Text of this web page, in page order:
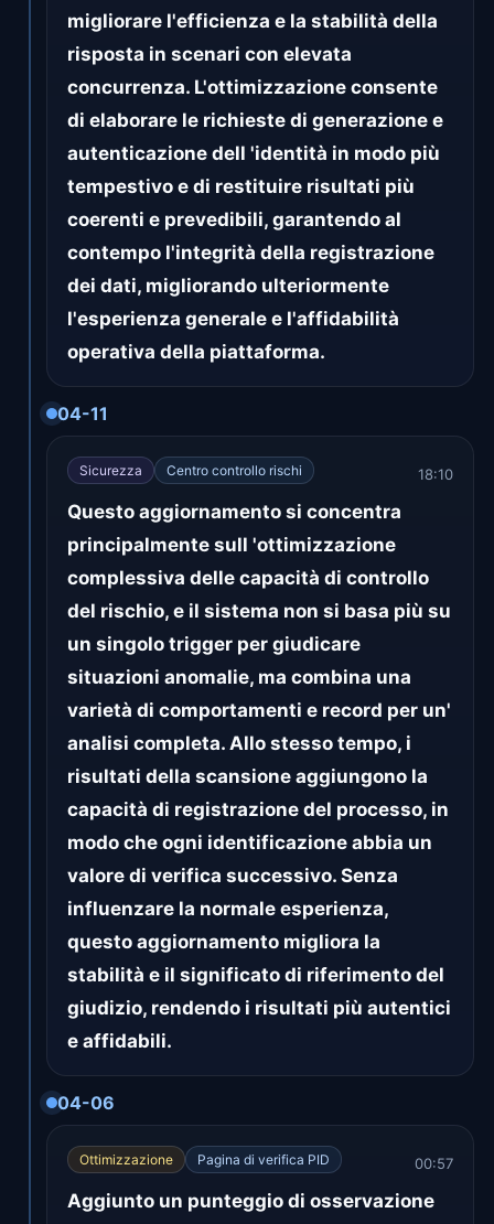
migliorare l'efficienza e la stabilità della
risposta in scenari con elevata
concurrenza. L'ottimizzazione consente
di elaborare le richieste di generazione e
autenticazione dell 'identità in modo più
tempestivo e di restituire risultati più
coerenti e prevedibili, garantendo al
contempo l'integrità della registrazione
dei dati, migliorando ulteriormente
l'esperienza generale e l'affidabilità
operativa della piattaforma.
04-11
Sicurezza Centro controllo rischi 18:10
Questo aggiornamento si concentra
principalmente sull 'ottimizzazione
complessiva delle capacità di controllo
del rischio, e il sistema non si basa più su
un singolo trigger per giudicare
situazioni anomalie, ma combina una
varietà di comportamenti e record per un'
analisi completa. Allo stesso tempo, i
risultati della scansione aggiungono la
capacità di registrazione del processo, in
modo che ogni identificazione abbia un
valore di verifica successivo. Senza
influenzare la normale esperienza,
questo aggiornamento migliora la
stabilità e il significato di riferimento del
giudizio, rendendo i risultati più autentici
e affidabili.
04-06
Ottimizzazione Pagina di verifica PID 00:57
Aggiunto un punteggio di osservazione